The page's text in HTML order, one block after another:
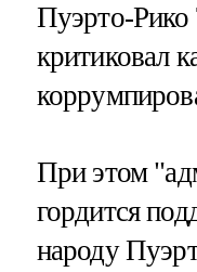
Пуэрто-Рико
критиковал
При этом
гордится
народу